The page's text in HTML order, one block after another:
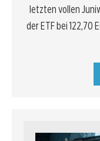
letzten vollen
der ETF bei 122,70